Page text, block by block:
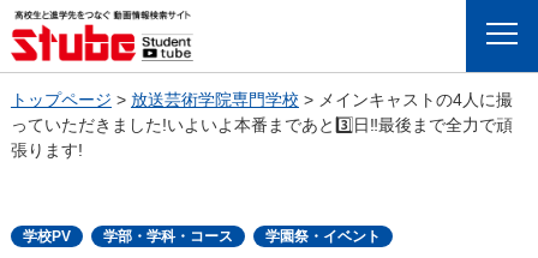
Menu
トップページ > 放送芸術学院専門学校 > メインキャストの4人に撮
っていただきました!いよいよ本番まであと3️⃣日‼️最後まで全力で頑
張ります!
学校PV 学部・学科・コース 学園祭・イベント